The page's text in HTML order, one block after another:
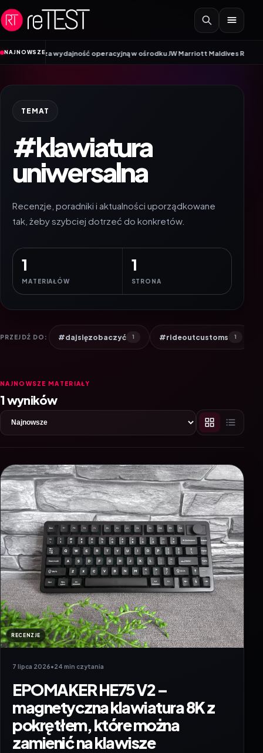
Przejdź do treści
NAJNOWSZE
wydajność operacyjną w ośrodku JW Marriott Maldives Resort & Spa
TEMAT
#klawiatura
uniwersalna
Recenzje, poradniki i aktualności uporządkowane
tak, żeby szybciej dotrzeć do konkretów.
1
MATERIAŁÓW
1
STRONA
PRZEJDŹ DO: #dajsięzobaczyć 1 #rideoutcustoms 1
NAJNOWSZE MATERIAŁY
1 wyników
RECENZJE
7 lipca 2026•24 min czytania
EPOMAKER HE75 V2 –
magnetyczna klawiatura 8K z
pokrętłem, które można
zamienić na klawisze